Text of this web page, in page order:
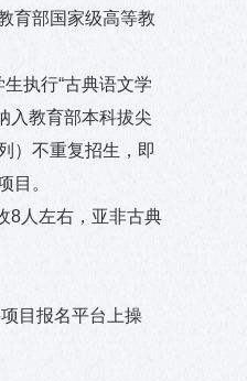
育部国家级高等教
生执行“古典语文学
入教育部本科拔尖
）不重复招生，即
目。
8 人左右，亚非古典
目报名平台上操